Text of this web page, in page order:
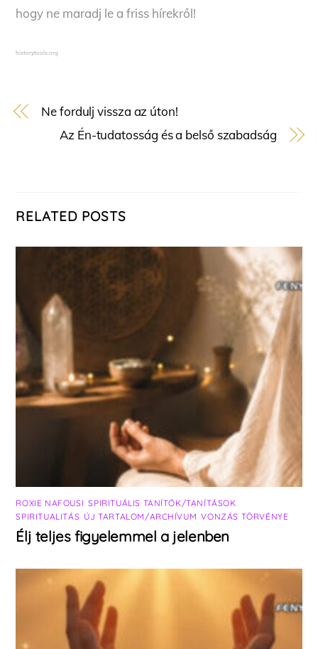
hogy ne maradj le a friss hírekről!
historytools.org
Ne fordulj vissza az úton!
Az Én-tudatosság és a belső szabadság
RELATED POSTS
ROXIE NAFOUSI ,SPIRITUÁLIS TANÍTÓK/TANÍTÁSOK
SPIRITUALITÁS ÚJ TARTALOM/ARCHÍVUM ,VONZÁS TÖRVÉNYE
Élj teljes figyelemmel a jelenben